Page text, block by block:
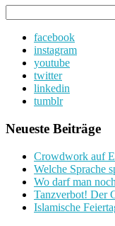
nach:
facebook
instagram
youtube
twitter
linkedin
tumblr
Neueste Beiträge
Crowdwork auf
Welche Sprache
Wo darf man
Tanzverbot! Der
Islamische